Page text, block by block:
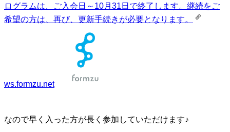
ログラムは、ご入会日～10月31日で終了します。継続をご
希望の方は、再び、更新手続きが必要となります。
ws.formzu.net
なので早く入った方が長く参加していただけます♪